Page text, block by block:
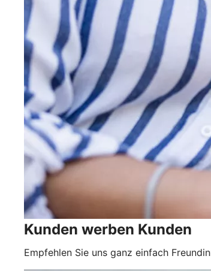
Kunden werben Kunden
Empfehlen Sie uns ganz einfach